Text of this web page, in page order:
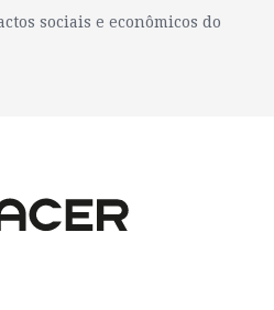
sociais e econômicos do